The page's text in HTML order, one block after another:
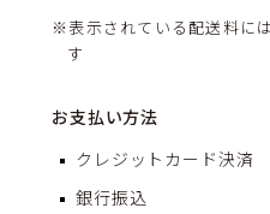
※表示されている配送料に
す
お支払い方法
クレジットカード決済
銀行振込